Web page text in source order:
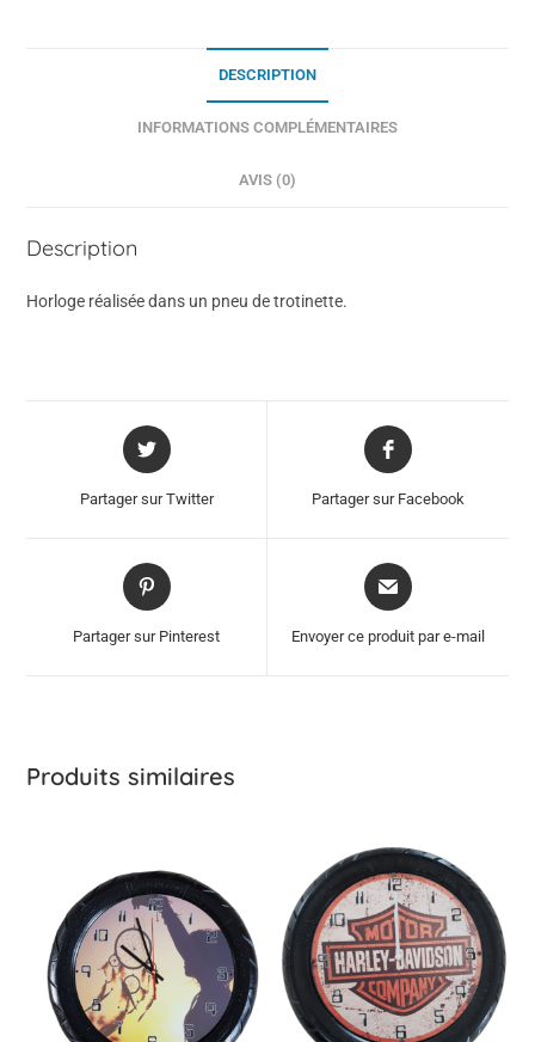
DESCRIPTION
INFORMATIONS COMPLÉMENTAIRES
AVIS (0)
Description
Horloge réalisée dans un pneu de trotinette.
Opens
in
new
Partager sur Twitter
Opens
in
Partager sur Facebook
Opens
in
Partager sur Pinterest
Opens
in
new
Envoyer ce produit par e-mail
Produits similaires